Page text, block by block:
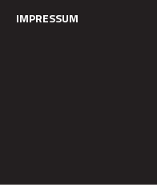
IMPRESSUM